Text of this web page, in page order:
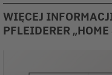
WIĘCEJ
PFLEIDERER